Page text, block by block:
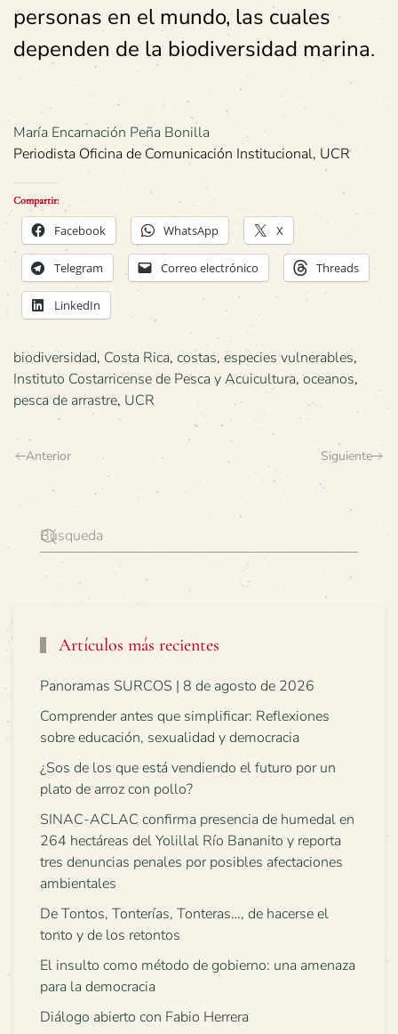
personas en el mundo, las cuales
dependen de la biodiversidad marina.
María Encarnación Peña Bonilla
Periodista Oficina de Comunicación Institucional, UCR
Compartir:
Facebook WhatsApp X
Telegram Correo electrónico Threads
LinkedIn
biodiversidad, Costa Rica, costas, especies vulnerables,
Instituto Costarricense de Pesca y Acuicultura, oceanos,
pesca de arrastre, UCR
Anterior Siguiente
Artículos más recientes
Panoramas SURCOS | 8 de agosto de 2026
Comprender antes que simplificar: Reflexiones
sobre educación, sexualidad y democracia
¿Sos de los que está vendiendo el futuro por un
plato de arroz con pollo?
SINAC-ACLAC confirma presencia de humedal en
264 hectáreas del Yolillal Río Bananito y reporta
tres denuncias penales por posibles afectaciones
ambientales
De Tontos, Tonterías, Tonteras…, de hacerse el
tonto y de los retontos
El insulto como método de gobierno: una amenaza
para la democracia
Diálogo abierto con Fabio Herrera